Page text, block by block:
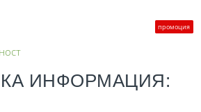
промоция
ИНФОРМАЦИЯ: